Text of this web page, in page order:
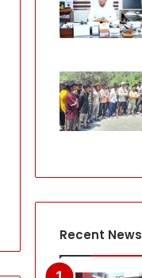
Recent News